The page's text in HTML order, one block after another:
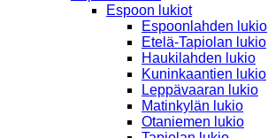
Espoon lukiot
Espoonlahden lukio
Etelä-Tapiolan lukio
Haukilahden lukio
Kuninkaantien lukio
Leppävaaran lukio
Matinkylän lukio
Otaniemen lukio